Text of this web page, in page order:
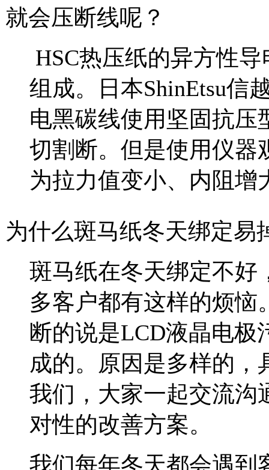
就会压断线呢？
HSC热压纸的异方性
组成。日本ShinEtsu信
电黑碳线使用坚固抗压
切割断。但是使用仪器
为拉力值变小、内阻增
为什么斑马纸冬天绑定易
斑马纸在冬天绑定不好
多客户都有这样的烦恼
断的说是LCD液晶电极
成的。原因是多样的，
我们，大家一起交流沟
对性的改善方案。
我们每年冬天都会遇到